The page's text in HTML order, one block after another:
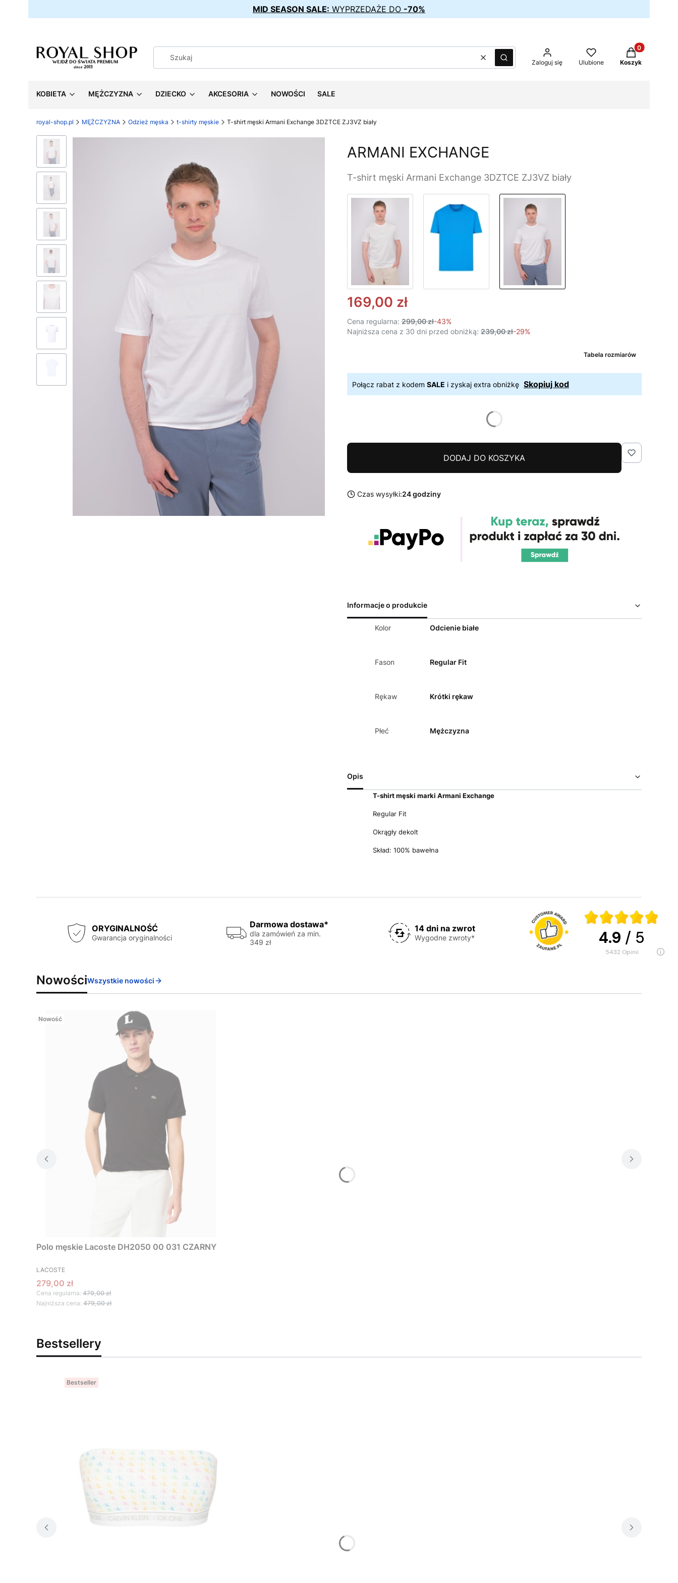
MID SEASON SALE: WYPRZEDAŻE DO -70%
WyczyśćSzukaj Zaloguj się Ulubione
Produkty w
Koszyk
KOBIETA MĘŻCZYZNA DZIECKO AKCESORIA NOWOŚCI SALE
royal-shop.pl MĘŻCZYZNA Odzież męska t-shirty męskie T-shirt męski Armani Exchange 3DZTCE ZJ3VZ biały
ARMANI EXCHANGE
T-shirt męski Armani Exchange 3DZTCE ZJ3VZ biały
169,00 zł
Cena regularna: 299,00 zł-43%
Najniższa cena z 30 dni przed obniżką: 239,00 zł-29%
Tabela rozmiarów
Połącz rabat z kodem SALE i zyskaj extra obniżkę Skopiuj kod
DODAJ DO KOSZYKA
Czas wysyłki:24 godziny
Informacje o produkcie
Kolor Odcienie białe
Fason Regular Fit
Rękaw Krótki rękaw
Płeć Mężczyzna
Opis
T-shirt męski marki Armani Exchange
Regular Fit
Okrągły dekolt
Skład: 100% bawełna
ORYGINALNOŚĆ
Gwarancja oryginalności
Darmowa dostawa*
dla zamówień za min.
349 zł
14 dni na zwrot
Wygodne zwroty* 4.9 / 5
5432 opinii
NowościWszystkie nowości
Nowość
Polo męskie Lacoste DH2050 00 031 CZARNY
PRODUCENT
LACOSTE
Cena promocyjna
279,00 zł
Cena regularna: 479,00 zł
Najniższa cena: 479,00 zł
Bestsellery
Bestseller